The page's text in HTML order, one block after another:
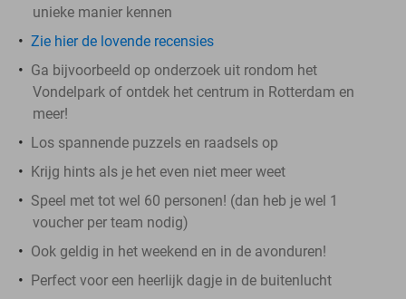
unieke manier kennen
Zie hier de lovende recensies
Ga bijvoorbeeld op onderzoek uit rondom het
Vondelpark of ontdek het centrum in Rotterdam en
meer!
Los spannende puzzels en raadsels op
Krijg hints als je het even niet meer weet
Speel met tot wel 60 personen! (dan heb je wel 1
voucher per team nodig)
Ook geldig in het weekend en in de avonduren!
Perfect voor een heerlijk dagje in de buitenlucht